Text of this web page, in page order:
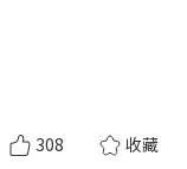
308 收藏